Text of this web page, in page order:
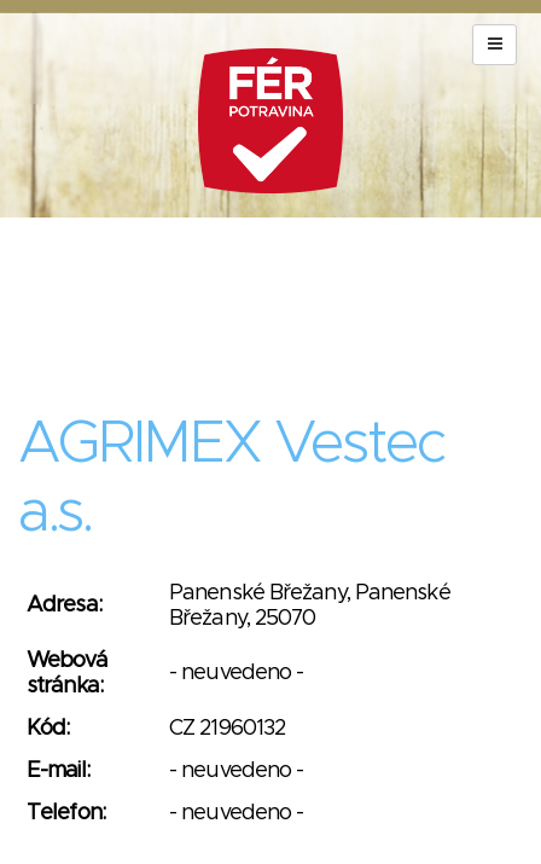
AGRIMEX Vestec
a.s.
Adresa:
Panenské Břežany, Panenské
Břežany, 25070
Webová
stránka:
- neuvedeno -
Kód:
CZ 21960132
E-mail:
- neuvedeno -
Telefon:
- neuvedeno -